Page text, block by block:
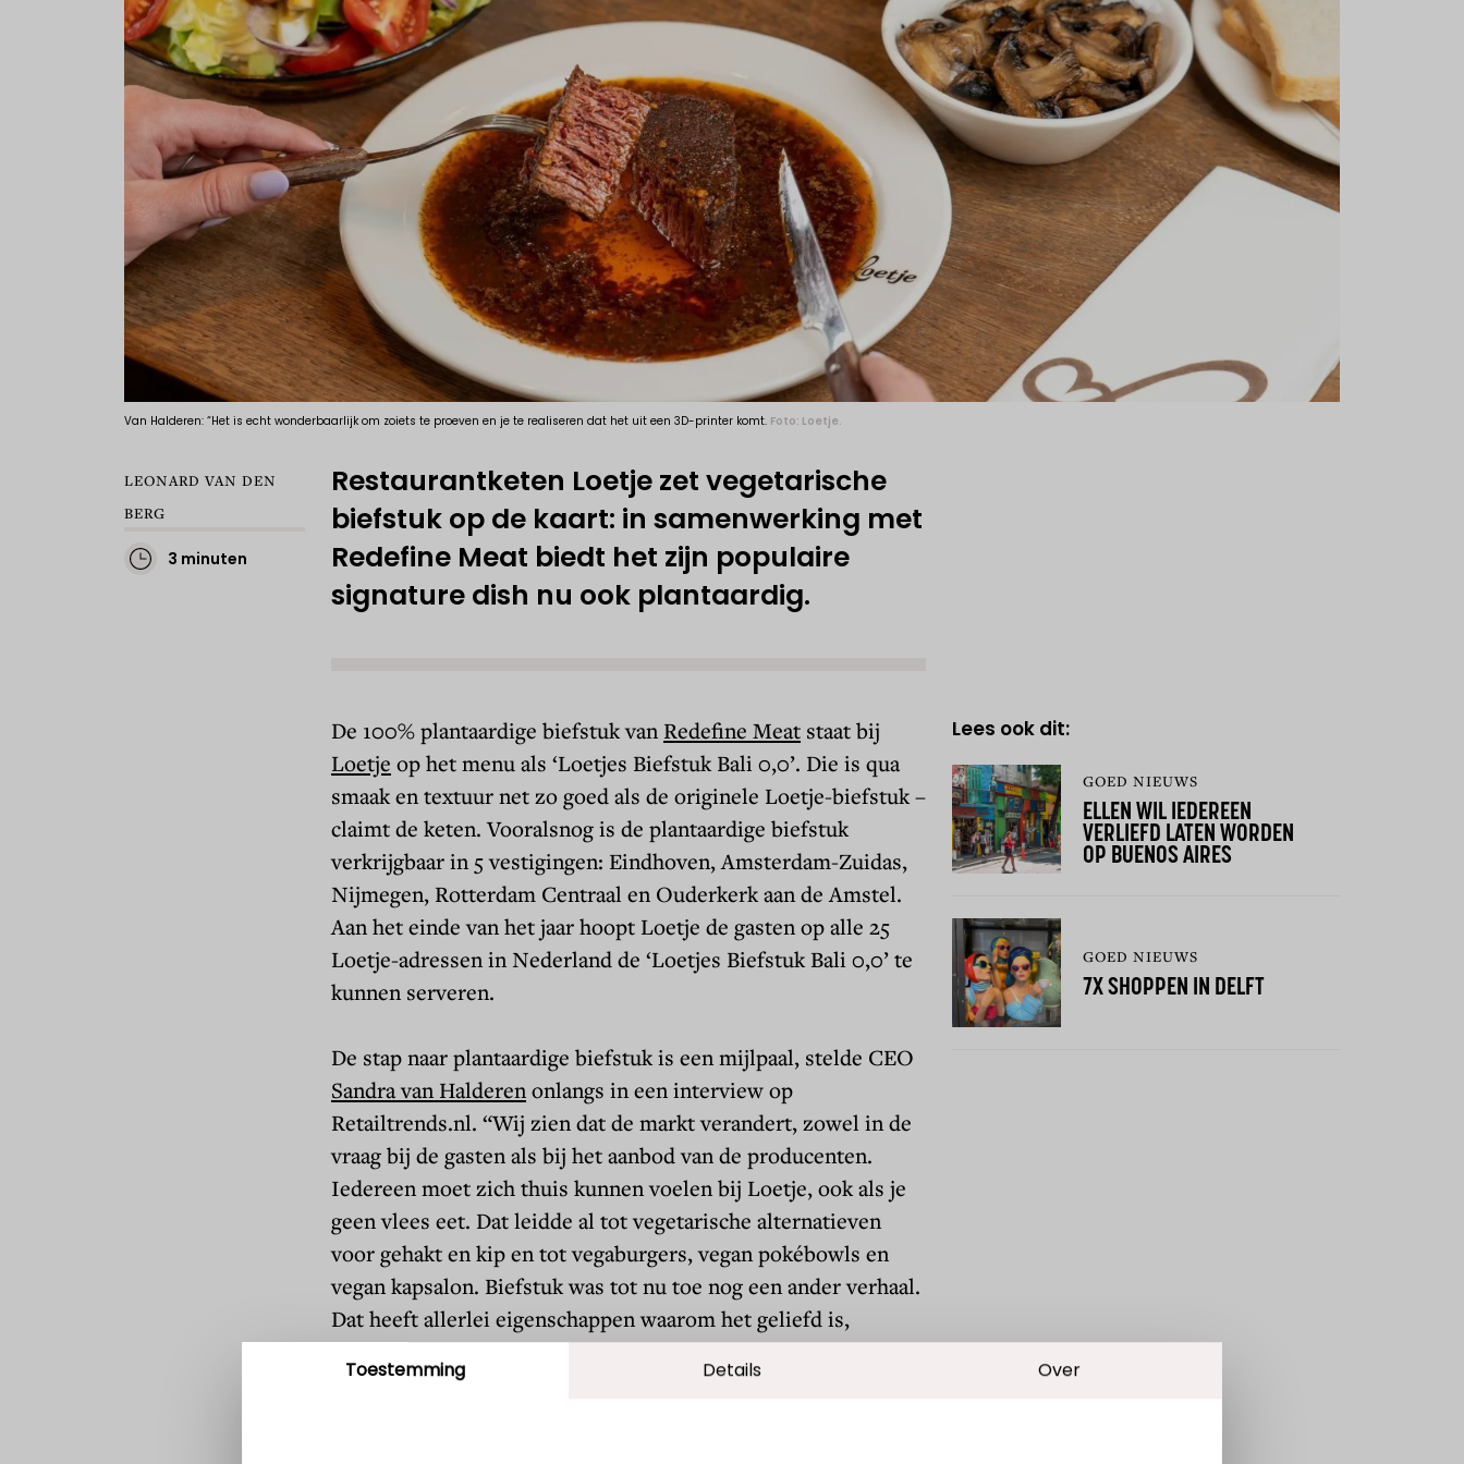
Toestemming Details Over
Van Halderen: “Het is echt wonderbaarlijk om zoiets te proeven en je te realiseren dat het uit een 3D-printer komt. Foto: Loetje.
LEONARD VAN DEN
BERG
3 minuten
Restaurantketen Loetje zet vegetarische
biefstuk op de kaart: in samenwerking met
Redefine Meat biedt het zijn populaire
signature dish nu ook plantaardig.
De 100% plantaardige biefstuk van Redefine Meat staat bij
Loetje op het menu als ‘Loetjes Biefstuk Bali 0,0’. Die is qua
smaak en textuur net zo goed als de originele Loetje-biefstuk –
claimt de keten. Vooralsnog is de plantaardige biefstuk
verkrijgbaar in 5 vestigingen: Eindhoven, Amsterdam-Zuidas,
Nijmegen, Rotterdam Centraal en Ouderkerk aan de Amstel.
Aan het einde van het jaar hoopt Loetje de gasten op alle 25
Loetje-adressen in Nederland de ‘Loetjes Biefstuk Bali 0,0’ te
kunnen serveren.
De stap naar plantaardige biefstuk is een mijlpaal, stelde CEO
Sandra van Halderenonlangs in een interview op
Retailtrends.nl. “Wij zien dat de markt verandert, zowel in de
vraag bij de gasten als bij het aanbod van de producenten.
Iedereen moet zich thuis kunnen voelen bij Loetje, ook als je
geen vlees eet. Dat leidde al tot vegetarische alternatieven
voor gehakt en kip en tot vegaburgers, vegan pokébowls en
vegan kapsalon. Biefstuk was tot nu toe nog een ander verhaal.
Dat heeft allerlei eigenschappen waarom het geliefd is,
waarvan er geen één mag ontbreken. Een half jaar geleden
proefden we bij Redefine Meat voor het eerst een product uit
Lees ook dit:
GOED NIEUWS
ELLEN WIL IEDEREEN
VERLIEFD LATEN WORDEN
OP BUENOS AIRES
GOED NIEUWS
7X SHOPPEN IN DELFT